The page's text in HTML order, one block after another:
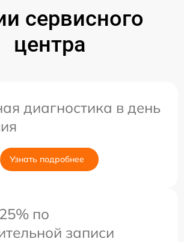
сервисного
центра
диагностика в день
Узнать подробнее
по
записи